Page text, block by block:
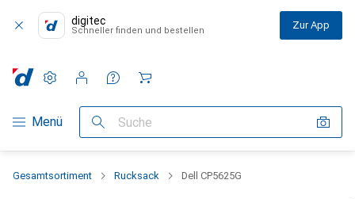
digitec
Schneller finden und bestellen Zur App
Navigation nach Kategorien
Menü Suche
Einstellungen
Kundenkonto
Vergleichslisten
Merklisten
Warenkorb
Gesamtsortiment Rucksack Dell CP5625G